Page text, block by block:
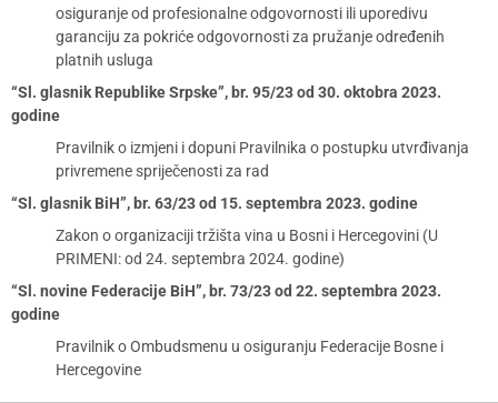
osiguranje od profesionalne odgovornosti ili uporedivu
garanciju za pokriće odgovornosti za pružanje određenih
platnih usluga
“Sl. glasnik Republike Srpske”, br. 95/23 od 30. oktobra 2023.
godine
Pravilnik o izmjeni i dopuni Pravilnika o postupku utvrđivanja
privremene spriječenosti za rad
“Sl. glasnik BiH”, br. 63/23 od 15. septembra 2023. godine
Zakon o organizaciji tržišta vina u Bosni i Hercegovini (U
PRIMENI: od 24. septembra 2024. godine)
“Sl. novine Federacije BiH”, br. 73/23 od 22. septembra 2023.
godine
Pravilnik o Ombudsmenu u osiguranju Federacije Bosne i
Hercegovine